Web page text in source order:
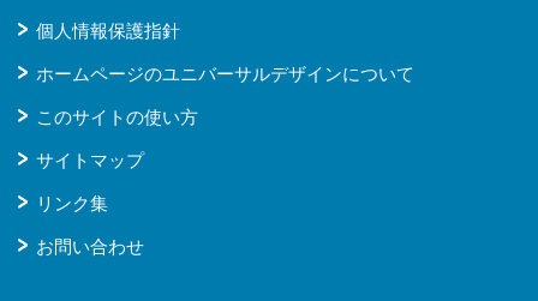
個人情報保護指針
ホームページのユニバーサルデザインについて
このサイトの使い方
サイトマップ
リンク集
お問い合わせ